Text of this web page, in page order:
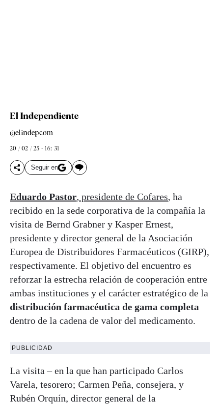
El Independiente
@elindepcom
20 / 02 / 25 - 16: 31
Seguir en
Eduardo Pastor, presidente de Cofares, ha
recibido en la sede corporativa de la compañía la
visita de Bernd Grabner y Kasper Ernest,
presidente y director general de la Asociación
Europea de Distribuidores Farmacéuticos (GIRP),
respectivamente. El objetivo del encuentro es
reforzar la estrecha relación de cooperación entre
ambas instituciones y el carácter estratégico de la
distribución farmacéutica de gama completa
dentro de la cadena de valor del medicamento.
PUBLICIDAD
La visita – en la que han participado Carlos
Varela, tesorero; Carmen Peña, consejera, y
Rubén Orquín, director general de la